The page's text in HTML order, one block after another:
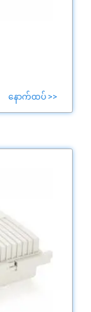
နောက်ထပ် >>